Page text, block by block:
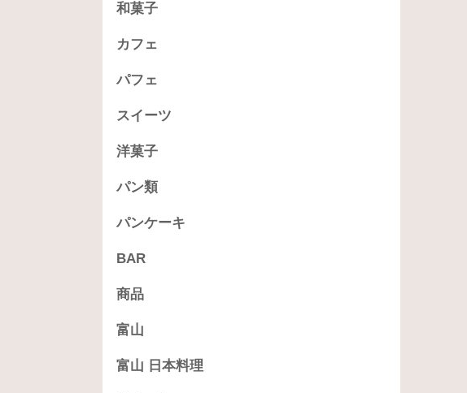
和菓子
カフェ
パフェ
スイーツ
洋菓子
パン類
パンケーキ
BAR
商品
富山
富山 日本料理